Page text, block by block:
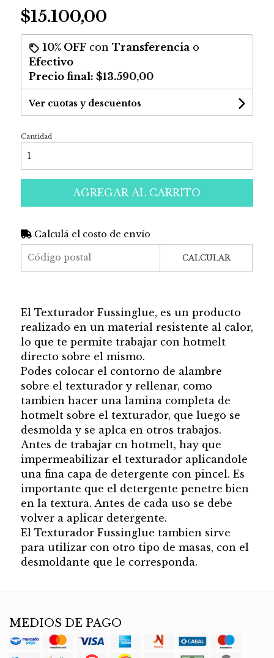
$15.100,00
10% OFFcon Transferencia o
Efectivo
Precio final: $13.590,00
Ver cuotas y descuentos
Cantidad
AGREGAR AL CARRITO
Calculá el costo de envío
CALCULAR
El Texturador Fussinglue, es un producto
realizado en un material resistente al calor,
lo que te permite trabajar con hotmelt
directo sobre el mismo.
Podes colocar el contorno de alambre
sobre el texturador y rellenar, como
tambien hacer una lamina completa de
hotmelt sobre el texturador, que luego se
desmolda y se aplca en otros trabajos.
Antes de trabajar cn hotmelt, hay que
impermeabilizar el texturador aplicandole
una fina capa de detergente con pincel. Es
importante que el detergente penetre bien
en la textura. Antes de cada uso se debe
volver a aplicar detergente.
El Texturador Fussinglue tambien sirve
para utilizar con otro tipo de masas, con el
desmoldante que le corresponda.
MEDIOS DE PAGO